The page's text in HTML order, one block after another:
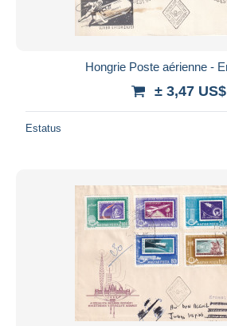
Hongrie Poste aérienne -
± 3,47 US$
Estatus